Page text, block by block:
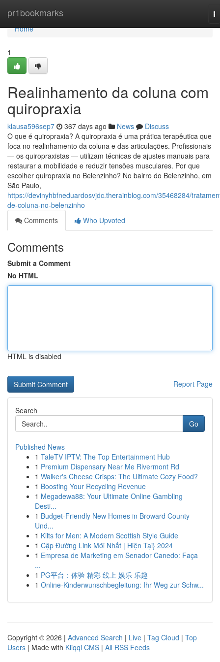
pr1bookmarks
Home
Home
1
Realinhamento da coluna com
quiropraxia
klausa596sep7 367 days ago News
Discuss
O que é quiropraxia? A quiropraxia é uma prática terapêutica que
foca no realinhamento da coluna e das articulações. Profissionais
— os quiropraxistas — utilizam técnicas de ajustes manuais para
restaurar a mobilidade e reduzir tensões musculares. Por que
escolher quiropraxia no Belenzinho? No bairro do Belenzinho, em
São Paulo,
https://devinyhbfneduardosvjdc.therainblog.com/35468284/
de-coluna-no-belenzinho
Comments
Who Upvoted
Comments
Submit a Comment
No HTML
HTML is disabled
Report Page
Search
Go
Published News
1 TaleTV IPTV: The Top Entertainment Hub
1 Premium Dispensary Near Me Rivermont Rd
1 Walker's Cheese Crisps: The Ultimate Cozy Food?
1 Boosting Your Recycling Revenue
1 Megadewa88: Your Ultimate Online Gambling
Desti...
1 Budget-Friendly New Homes in Broward County
Und...
1 Kilts for Men: A Modern Scottish Style Guide
1 Cập Đường Link Mới Nhất | Hiện Tại} 2024
1 Empresa de Marketing em Senador Canedo: Faça
...
1 PG平台：体验 精彩 线上 娱乐 乐趣
1 Online-Kinderwunschbegleitung: Ihr Weg zur Schw...
Copyright © 2026 | Advanced Search | Live | Tag Cloud | Top
Users | Made with Kliqqi CMS | All RSS Feeds